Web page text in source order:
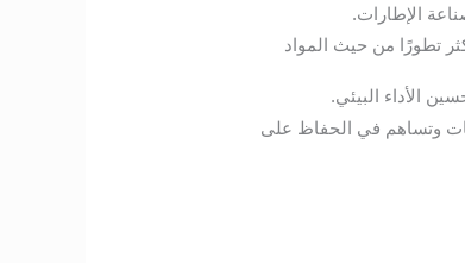
الإطارات.
تطورًا من حيث المواد
الأداء البيئي.
وتساهم في الحفاظ على